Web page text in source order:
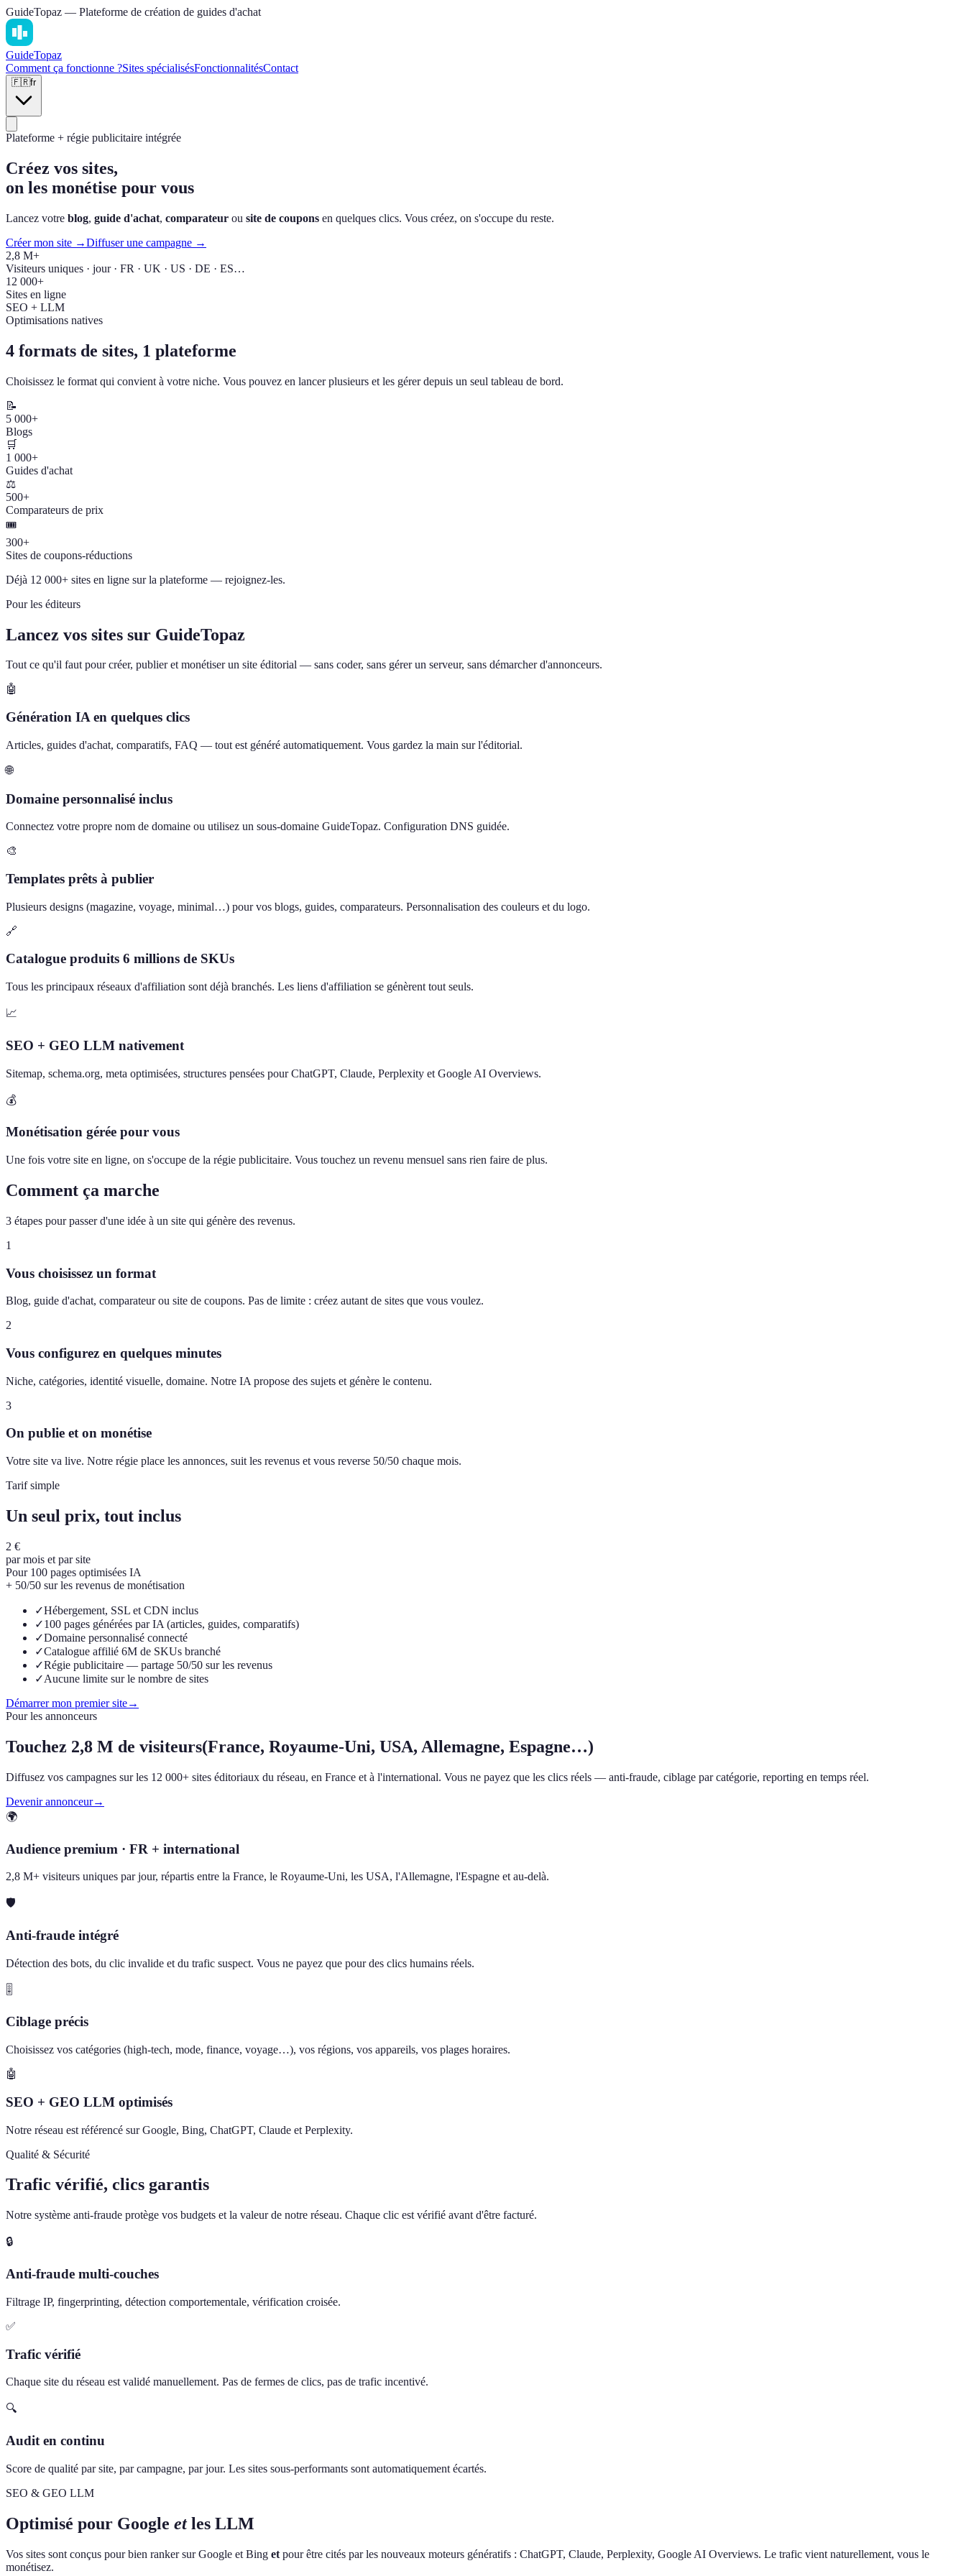
GuideTopaz — Plateforme de création de guides d'achat
GuideTopaz
Comment ça fonctionne ?Sites spécialisésFonctionnalitésContact
🇫🇷fr
Plateforme + régie publicitaire intégrée
Créez vos sites,
on les monétise pour vous
Lancez votre blog, guide d'achat, comparateur ou site de coupons en quelques clics. Vous créez, on s'occupe du reste.
Créer mon site →Diffuser une campagne →
2,8 M+
Visiteurs uniques · jour · FR · UK · US · DE · ES…
12 000+
Sites en ligne
SEO + LLM
Optimisations natives
4 formats de sites, 1 plateforme
Choisissez le format qui convient à votre niche. Vous pouvez en lancer plusieurs et les gérer depuis un seul tableau de bord.
📝
5 000+
Blogs
🛒
1 000+
Guides d'achat
⚖️
500+
Comparateurs de prix
🎟️
300+
Sites de coupons-réductions
Déjà 12 000+ sites en ligne sur la plateforme — rejoignez-les.
Pour les éditeurs
Lancez vos sites sur GuideTopaz
Tout ce qu'il faut pour créer, publier et monétiser un site éditorial — sans coder, sans gérer un serveur, sans démarcher d'annonceurs.
🤖
Génération IA en quelques clics
Articles, guides d'achat, comparatifs, FAQ — tout est généré automatiquement. Vous gardez la main sur l'éditorial.
🌐
Domaine personnalisé inclus
Connectez votre propre nom de domaine ou utilisez un sous-domaine GuideTopaz. Configuration DNS guidée.
🎨
Templates prêts à publier
Plusieurs designs (magazine, voyage, minimal…) pour vos blogs, guides, comparateurs. Personnalisation des couleurs et du logo.
🔗
Catalogue produits 6 millions de SKUs
Tous les principaux réseaux d'affiliation sont déjà branchés. Les liens d'affiliation se génèrent tout seuls.
📈
SEO + GEO LLM nativement
Sitemap, schema.org, meta optimisées, structures pensées pour ChatGPT, Claude, Perplexity et Google AI Overviews.
💰
Monétisation gérée pour vous
Une fois votre site en ligne, on s'occupe de la régie publicitaire. Vous touchez un revenu mensuel sans rien faire de plus.
Comment ça marche
3 étapes pour passer d'une idée à un site qui génère des revenus.
1
Vous choisissez un format
Blog, guide d'achat, comparateur ou site de coupons. Pas de limite : créez autant de sites que vous voulez.
2
Vous configurez en quelques minutes
Niche, catégories, identité visuelle, domaine. Notre IA propose des sujets et génère le contenu.
3
On publie et on monétise
Votre site va live. Notre régie place les annonces, suit les revenus et vous reverse 50/50 chaque mois.
Tarif simple
Un seul prix, tout inclus
2 €
par mois et par site
Pour 100 pages optimisées IA
+ 50/50 sur les revenus de monétisation
✓Hébergement, SSL et CDN inclus
✓100 pages générées par IA (articles, guides, comparatifs)
✓Domaine personnalisé connecté
✓Catalogue affilié 6M de SKUs branché
✓Régie publicitaire — partage 50/50 sur les revenus
✓Aucune limite sur le nombre de sites
Démarrer mon premier site→
Pour les annonceurs
Touchez 2,8 M de visiteurs(France, Royaume-Uni, USA, Allemagne, Espagne…)
Diffusez vos campagnes sur les 12 000+ sites éditoriaux du réseau, en France et à l'international. Vous ne payez que les clics réels — anti-fraude, ciblage par catégorie, reporting en temps réel.
Devenir annonceur→
🌍
Audience premium · FR + international
2,8 M+ visiteurs uniques par jour, répartis entre la France, le Royaume-Uni, les USA, l'Allemagne, l'Espagne et au-delà.
🛡️
Anti-fraude intégré
Détection des bots, du clic invalide et du trafic suspect. Vous ne payez que pour des clics humains réels.
🎚️
Ciblage précis
Choisissez vos catégories (high-tech, mode, finance, voyage…), vos régions, vos appareils, vos plages horaires.
🤖
SEO + GEO LLM optimisés
Notre réseau est référencé sur Google, Bing, ChatGPT, Claude et Perplexity.
Qualité & Sécurité
Trafic vérifié, clics garantis
Notre système anti-fraude protège vos budgets et la valeur de notre réseau. Chaque clic est vérifié avant d'être facturé.
🔒
Anti-fraude multi-couches
Filtrage IP, fingerprinting, détection comportementale, vérification croisée.
✅
Trafic vérifié
Chaque site du réseau est validé manuellement. Pas de fermes de clics, pas de trafic incentivé.
🔍
Audit en continu
Score de qualité par site, par campagne, par jour. Les sites sous-performants sont automatiquement écartés.
SEO & GEO LLM
Optimisé pour Google et les LLM
Vos sites sont conçus pour bien ranker sur Google et Bing et pour être cités par les nouveaux moteurs génératifs : ChatGPT, Claude, Perplexity, Google AI Overviews. Le trafic vient naturellement, vous le
monétisez.